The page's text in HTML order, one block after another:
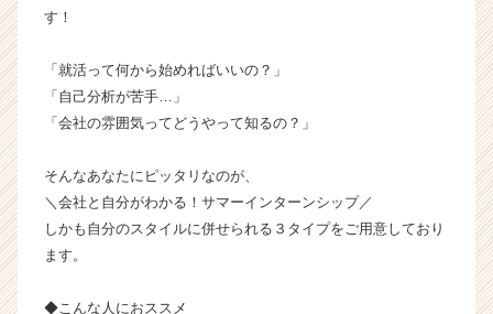
ベ
チ
ー・
長
企
ら
す！
「就活って何から始めればいいの？」
「自己分析が苦手…」
「会社の雰囲気ってどうやって知るの？」
そんなあなたにピッタリなのが、
＼会社と自分がわかる！サマーインターンシップ／
しかも自分のスタイルに併せられる３タイプをご用意しており
ます。
◆こんな人におススメ